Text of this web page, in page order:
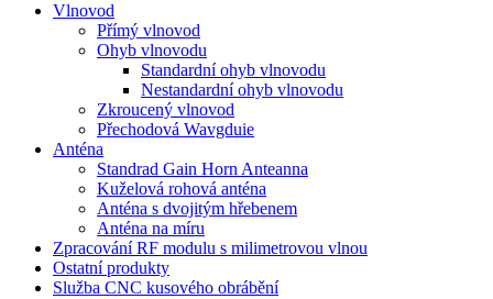
Vlnovod
Přímý vlnovod
Ohyb vlnovodu
Standardní ohyb vlnovodu
Nestandardní ohyb vlnovodu
Zkroucený vlnovod
Přechodová Wavgduie
Anténa
Standrad Gain Horn Anteanna
Kuželová rohová anténa
Anténa s dvojitým hřebenem
Anténa na míru
Zpracování RF modulu s milimetrovou vlnou
Ostatní produkty
Služba CNC kusového obrábění